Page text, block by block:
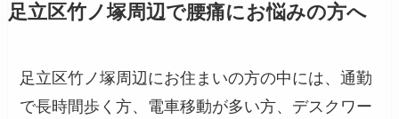
足立区竹ノ塚周辺で腰痛にお悩みの方へ
足立区竹ノ塚周辺にお住まいの方の中には、通勤
で長時間歩く方、電車移動が多い方、デスクワー